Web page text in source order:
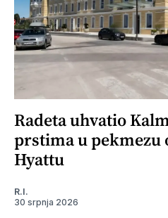
Radeta uhvatio
prstima u pekmezu
Hyattu
R.I.
30 srpnja 2026